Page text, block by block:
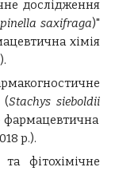
дослідження
saxifraga)"
хімія
(Stachys sieboldii
фармацевтична
р.).
фітохімічне